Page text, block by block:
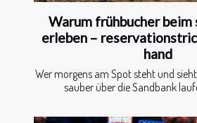
Warum frühbucher beim
erleben –
hand
Wer morgens am Spot steht und
sauber über die Sandbank